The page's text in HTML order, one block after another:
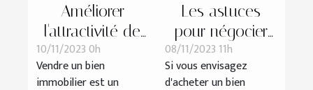
Améliorer
l'attractivité de
son bien
immobilier avant
10/11/2023 0h
Vendre un bien
immobilier est un
Les astuces
pour négocier
efficacement le
prix de votre
08/11/2023 11h
Si vous envisagez
d'acheter un bien